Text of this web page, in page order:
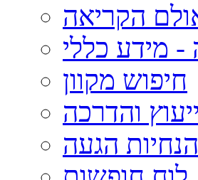
הקריאה
מידע כללי
חיפוש מקוון
ייעוץ והדרכה
הנחיות הגעה